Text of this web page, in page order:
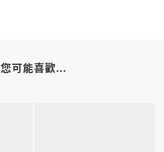
您可能喜歡...